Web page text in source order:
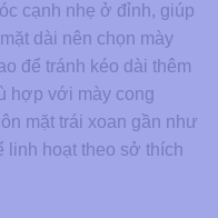
cạnh nhẹ ở đỉnh, giúp
dài nên chọn mày
để tránh kéo dài thêm
hợp với mày cong
mặt trái xoan gần như
linh hoạt theo sở thích